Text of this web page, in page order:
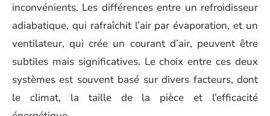
inconvénients. Les différences entre un refroidisseur
adiabatique, qui rafraîchit l’air par évaporation, et un
ventilateur, qui crée un courant d’air, peuvent être
subtiles mais significatives. Le choix entre ces deux
systèmes est souvent basé sur divers facteurs, dont
le climat, la taille de la pièce et l’efficacité